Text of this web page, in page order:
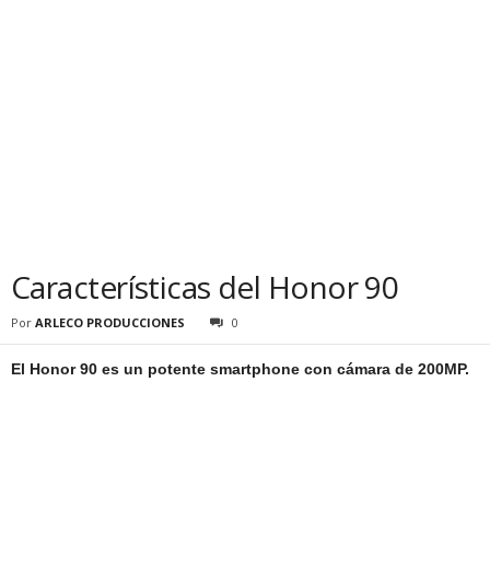
Características del Honor 90
Por ARLECO PRODUCCIONES 0
El Honor 90 es un potente smartphone con cámara de 200MP.